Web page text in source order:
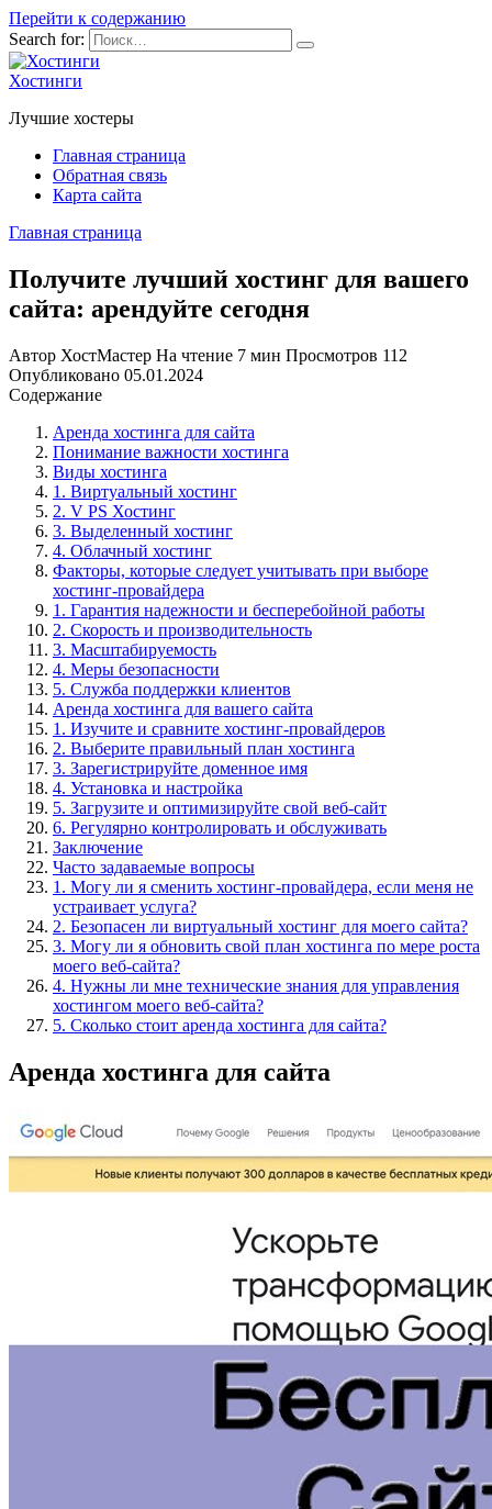
Перейти к содержанию
Search for:
Хостинги
Лучшие хостеры
Главная страница
Обратная связь
Карта сайта
Главная страница
Получите лучший хостинг для вашего
сайта: арендуйте сегодня
Автор ХостМастер На чтение 7 мин Просмотров 112
Опубликовано 05.01.2024
Содержание
Аренда хостинга для сайта
Понимание важности хостинга
Виды хостинга
1. Виртуальный хостинг
2. V PS Хостинг
3. Выделенный хостинг
4. Облачный хостинг
Факторы, которые следует учитывать при выборе
хостинг-провайдера
1. Гарантия надежности и бесперебойной работы
2. Скорость и производительность
3. Масштабируемость
4. Меры безопасности
5. Служба поддержки клиентов
Аренда хостинга для вашего сайта
1. Изучите и сравните хостинг-провайдеров
2. Выберите правильный план хостинга
3. Зарегистрируйте доменное имя
4. Установка и настройка
5. Загрузите и оптимизируйте свой веб-сайт
6. Регулярно контролировать и обслуживать
Заключение
Часто задаваемые вопросы
1. Могу ли я сменить хостинг-провайдера, если меня не
устраивает услуга?
2. Безопасен ли виртуальный хостинг для моего сайта?
3. Могу ли я обновить свой план хостинга по мере роста
моего веб-сайта?
4. Нужны ли мне технические знания для управления
хостингом моего веб-сайта?
5. Сколько стоит аренда хостинга для сайта?
Аренда хостинга для сайта